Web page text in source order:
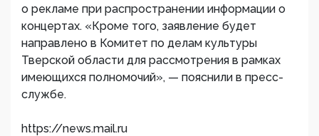
о рекламе при распространении информации о
концертах. «Кроме того, заявление будет
направлено в Комитет по делам культуры
Тверской области для рассмотрения в рамках
имеющихся полномочий», — пояснили в пресс-
службе.
https://news.mail.ru